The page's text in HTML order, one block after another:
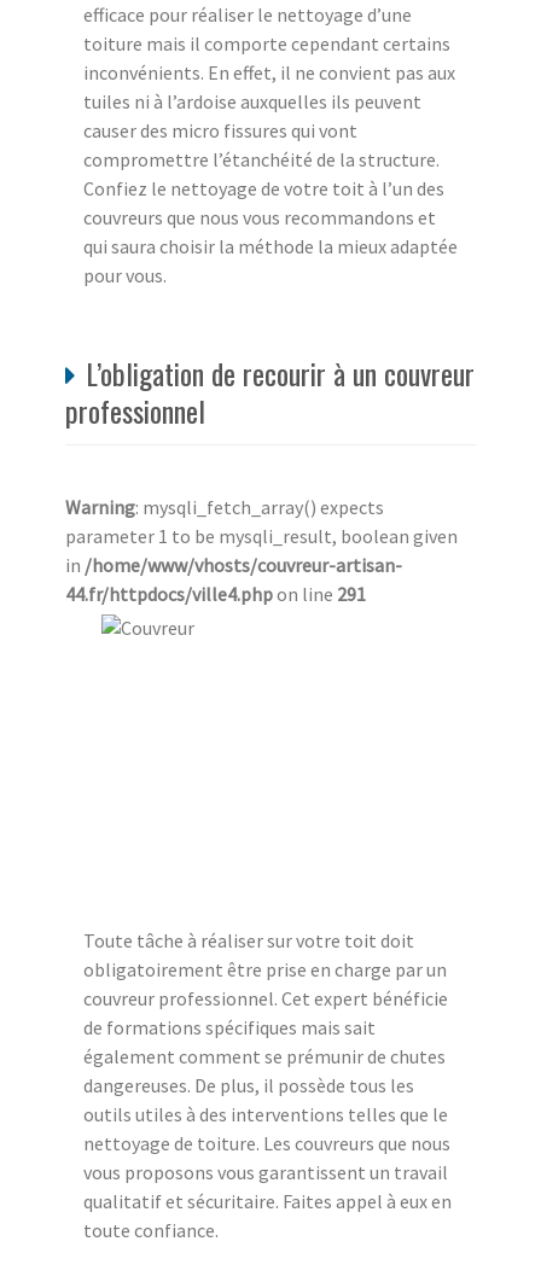
efficace pour réaliser le nettoyage d’une
toiture mais il comporte cependant certains
inconvénients. En effet, il ne convient pas aux
tuiles ni à l’ardoise auxquelles ils peuvent
causer des micro fissures qui vont
compromettre l’étanchéité de la structure.
Confiez le nettoyage de votre toit à l’un des
couvreurs que nous vous recommandons et
qui saura choisir la méthode la mieux adaptée
pour vous.
L’obligation de recourir à un couvreur
professionnel
Warning: mysqli_fetch_array() expects
parameter 1 to be mysqli_result, boolean given
in /home/www/vhosts/couvreur-artisan-
44.fr/httpdocs/ville4.phpon line 291
Toute tâche à réaliser sur votre toit doit
obligatoirement être prise en charge par un
couvreur professionnel. Cet expert bénéficie
de formations spécifiques mais sait
également comment se prémunir de chutes
dangereuses. De plus, il possède tous les
outils utiles à des interventions telles que le
nettoyage de toiture. Les couvreurs que nous
vous proposons vous garantissent un travail
qualitatif et sécuritaire. Faites appel à eux en
toute confiance.